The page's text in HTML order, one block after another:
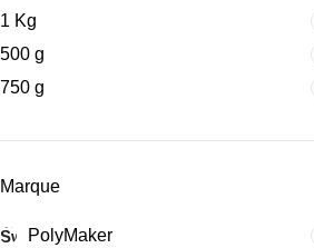
1 Kg
500 g
750 g
Marque
PolyMaker